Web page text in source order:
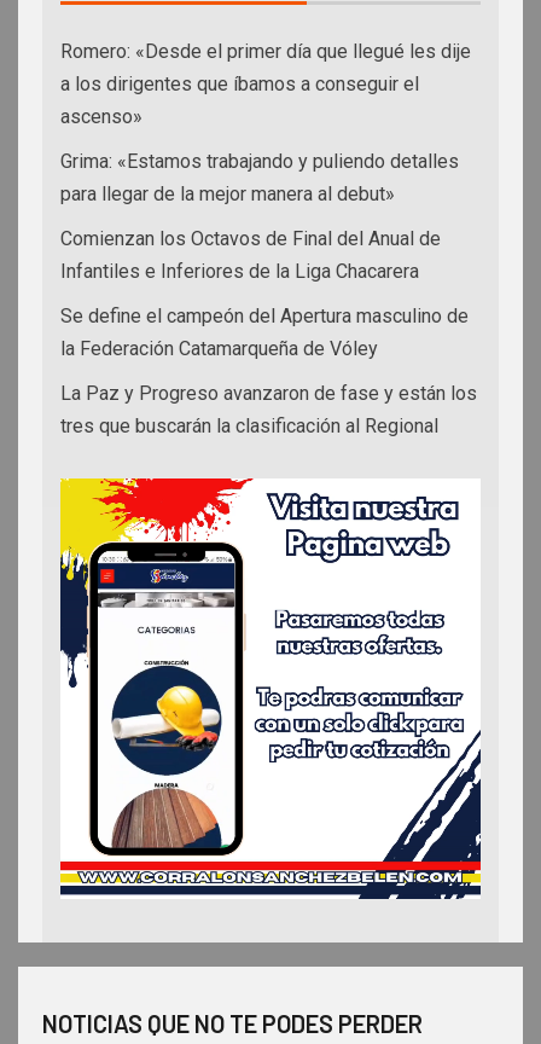
Romero: «Desde el primer día que llegué les dije
a los dirigentes que íbamos a conseguir el
ascenso»
Grima: «Estamos trabajando y puliendo detalles
para llegar de la mejor manera al debut»
Comienzan los Octavos de Final del Anual de
Infantiles e Inferiores de la Liga Chacarera
Se define el campeón del Apertura masculino de
la Federación Catamarqueña de Vóley
La Paz y Progreso avanzaron de fase y están los
tres que buscarán la clasificación al Regional
NOTICIAS QUE NO TE PODES PERDER